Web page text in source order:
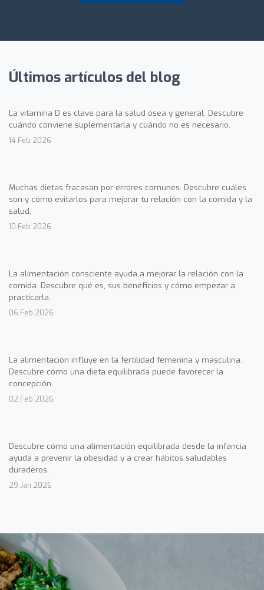
Últimos artículos del blog
La vitamina D es clave para la salud ósea y general. Descubre
cuándo conviene suplementarla y cuándo no es necesario.
14 Feb 2026
Muchas dietas fracasan por errores comunes. Descubre cuáles
son y cómo evitarlos para mejorar tu relación con la comida y la
salud.
10 Feb 2026
La alimentación consciente ayuda a mejorar la relación con la
comida. Descubre qué es, sus beneficios y cómo empezar a
practicarla.
06 Feb 2026
La alimentación influye en la fertilidad femenina y masculina.
Descubre cómo una dieta equilibrada puede favorecer la
concepción.
02 Feb 2026
Descubre cómo una alimentación equilibrada desde la infancia
ayuda a prevenir la obesidad y a crear hábitos saludables
duraderos.
29 Jan 2026